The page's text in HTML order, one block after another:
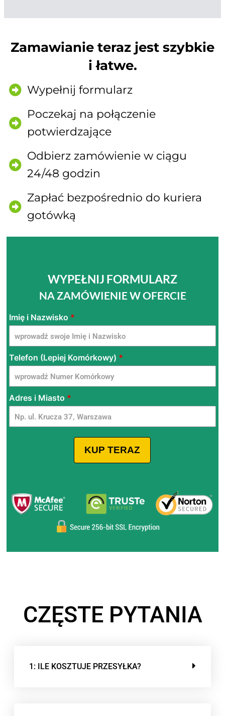
Zamawianie teraz jest szybkie
i łatwe.
Wypełnij formularz
Poczekaj na połączenie
potwierdzające
Odbierz zamówienie w ciągu
24/48 godzin
Zapłać bezpośrednio do kuriera
gotówką
WYPEŁNIJ FORMULARZ
NA ZAMÓWIENIE W OFERCIE
FLAMYFOX
Condizionatore
a
parete
Polonia
Imię i Nazwisko *
Telefon (Lepiej Komórkowy) *
Adres i Miasto *
KUP TERAZ
CZĘSTE PYTANIA
1: ILE KOSZTUJE PRZESYŁKA?